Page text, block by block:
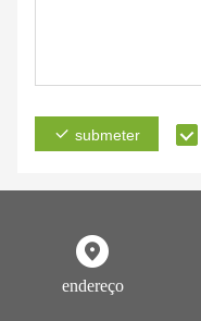
submeter
endereço